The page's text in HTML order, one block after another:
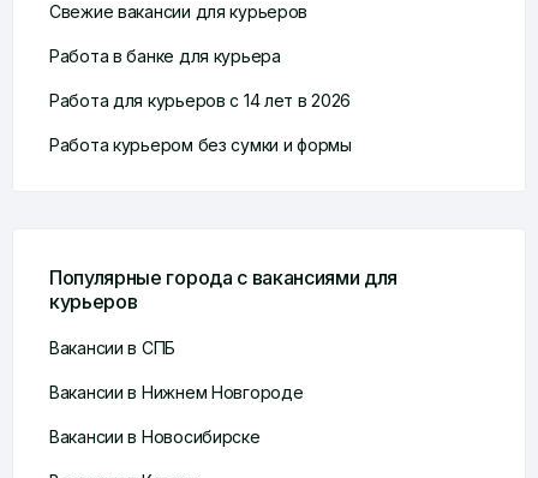
Свежие вакансии для курьеров
Работа в банке для курьера
Работа для курьеров с 14 лет в 2026
Работа курьером без сумки и формы
Популярные города с вакансиями для
курьеров
Вакансии в СПБ
Вакансии в Нижнем Новгороде
Вакансии в Новосибирске